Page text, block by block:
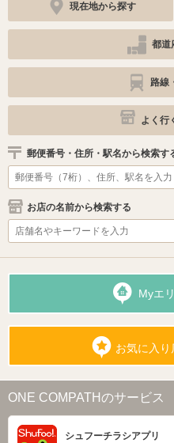
現在地から探す
都道
路線
よく行
郵便番号・住所・駅名から検索す
お店の名前から検索する
Myエ
お気に入
ONE COMPATHのサービス
シュフーチラシアプリ